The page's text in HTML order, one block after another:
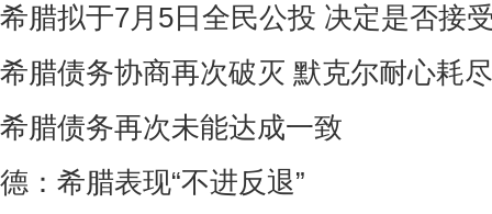
希腊拟于7月5日全民公投 决定是否接
希腊债务协商再次破灭 默克尔耐心耗
希腊债务再次未能达成一致
德：希腊表现“不进反退”